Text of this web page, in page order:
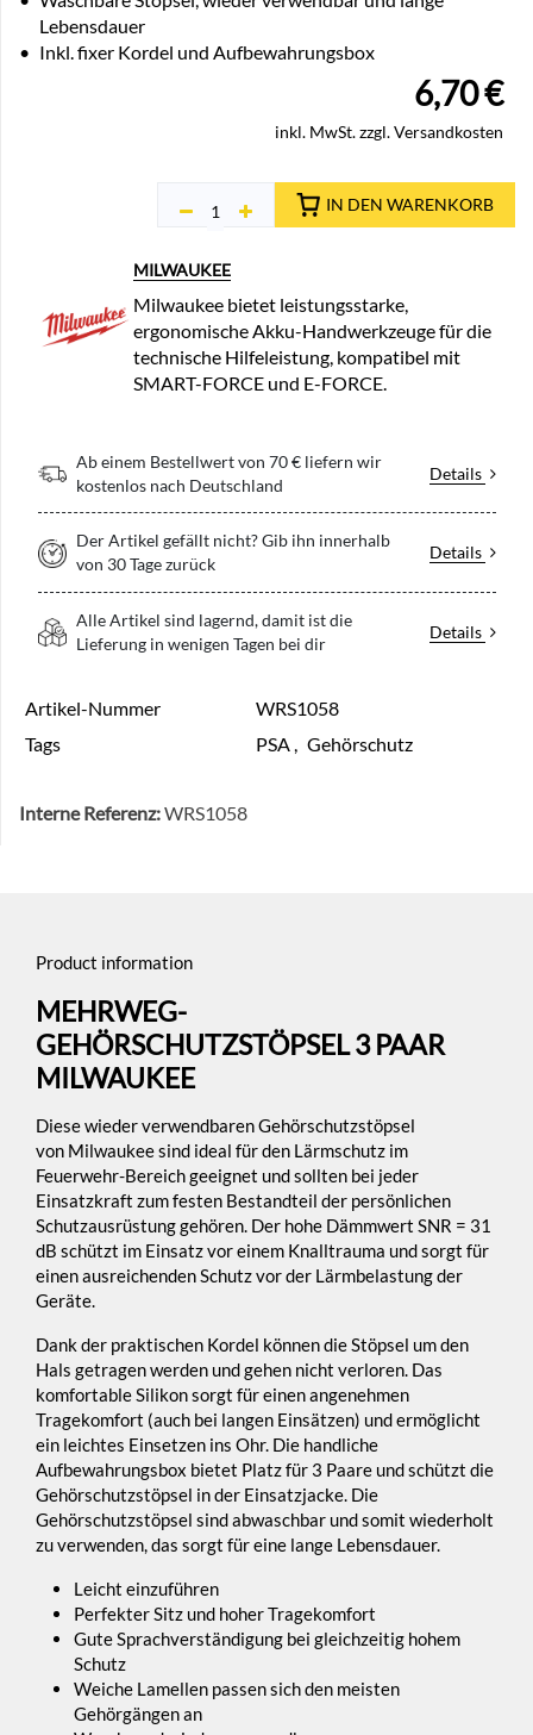
Lebensdauer
• Inkl. fixer Kordel und Aufbewahrungsbox
6,70€
inkl. MwSt. zzgl. Versandkosten
IN DEN WARENKORB
MILWAUKEE
Milwaukee bietet leistungsstarke,
ergonomische Akku-Handwerkzeuge für die
technische Hilfeleistung, kompatibel mit
SMART-FORCE und E-FORCE.
Ab einem Bestellwert von 70 € liefern wir
kostenlos nach Deutschland
Details
Der Artikel gefällt nicht? Gib ihn innerhalb
von 30 Tage zurück
Details
Alle Artikel sind lagernd, damit ist die
Lieferung in wenigen Tagen bei dir
Details
Artikel-Nummer
WRS1058
Tags
PSA Gehörschutz
Interne Referenz:WRS1058
Product information
MEHRWEG-
GEHÖRSCHUTZSTÖPSEL 3 PAAR
MILWAUKEE
Diese wieder verwendbaren Gehörschutzstöpsel
von Milwaukeesind ideal für den Lärmschutz im
Feuerwehr-Bereich geeignet und sollten bei jeder
Einsatzkraft zum festen Bestandteil der persönlichen
Schutzausrüstung gehören. Der hohe Dämmwert SNR = 31
dB schützt im Einsatz vor einem Knalltrauma und sorgt für
einen ausreichenden Schutz vor der Lärmbelastung der
Geräte.
Dank der praktischen Kordel können die Stöpsel um den
Hals getragen werden und gehen nicht verloren. Das
komfortable Silikon sorgt für einen angenehmen
Tragekomfort (auch bei langen Einsätzen) und ermöglicht
ein leichtes Einsetzen ins Ohr. Die handliche
Aufbewahrungsbox bietet Platz für 3 Paare und schützt die
Gehörschutzstöpsel in der Einsatzjacke. Die
Gehörschutzstöpsel sind abwaschbar und somit wiederholt
zu verwenden, das sorgt für eine lange Lebensdauer.
Leicht einzuführen
Perfekter Sitz und hoher Tragekomfort
Gute Sprachverständigung bei gleichzeitig hohem
Schutz
Weiche Lamellen passen sich den meisten
Gehörgängen an